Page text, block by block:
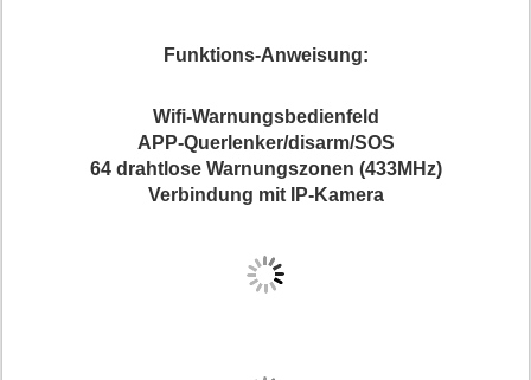
Funktions-Anweisung:
Wifi-Warnungsbedienfeld
APP-Querlenker/disarm/SOS
64 drahtlose Warnungszonen (433MHz)
Verbindung mit IP-Kamera